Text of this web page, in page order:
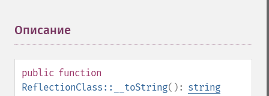
Описание
public function
ReflectionClass::__toString(): string